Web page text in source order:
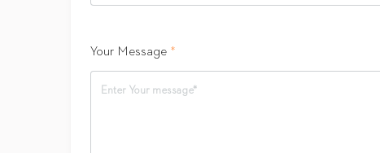
Your Message *